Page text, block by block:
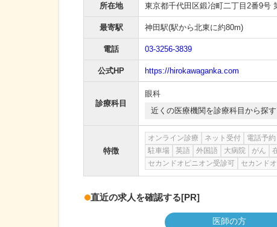
所在地 東京都千代田区鍛冶町二丁目2番9号
最寄駅 神田駅(駅から北東に約80m)
電話 03-3256-3839
公式HP https://hirokawaganka.com
診療科目
眼科
近くの医療機関を診療科目から探す
特徴
オンライン診療 ネット受付 電話予約
駐車場
英語 外国語 大病院 がん
セカンドオピニオン受診可
セカンド
直近の求人を確認する[PR]
医師の方